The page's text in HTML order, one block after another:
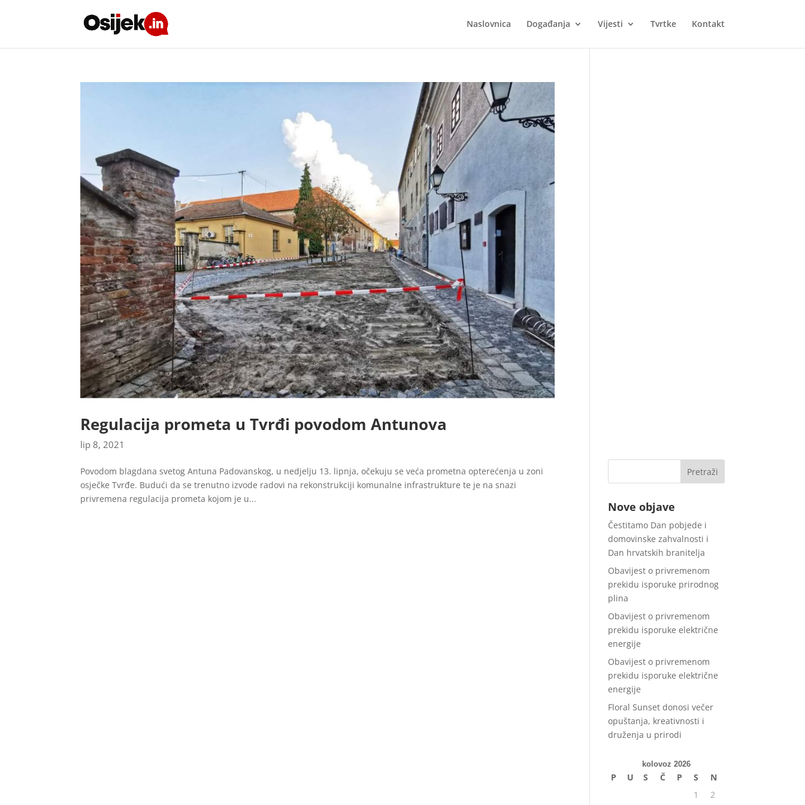
Naslovnica Događanja Vijesti Tvrtke Kontakt
Regulacija prometa u Tvrđi povodom Antunova
lip 8, 2021
Povodom blagdana svetog Antuna Padovanskog, u nedjelju 13. lipnja, očekuju se veća prometna opterećenja u zoni
osječke Tvrđe. Budući da se trenutno izvode radovi na rekonstrukciji komunalne infrastrukture te je na snazi
privremena regulacija prometa kojom je u...
Nove objave
Čestitamo Dan pobjede i
domovinske zahvalnosti i
Dan hrvatskih branitelja
Obavijest o privremenom
prekidu isporuke prirodnog
plina
Obavijest o privremenom
prekidu isporuke električne
energije
Obavijest o privremenom
prekidu isporuke električne
energije
Floral Sunset donosi večer
opuštanja, kreativnosti i
druženja u prirodi
kolovoz 2026
P U S Č P S
N
1
2